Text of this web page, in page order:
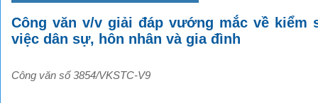
Công văn v/v giải đáp vướng mắc về kiểm
việc dân sự, hôn nhân và gia đình
Công văn số 3854/VKSTC-V9